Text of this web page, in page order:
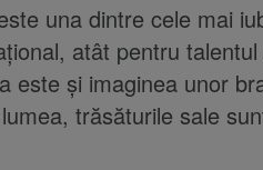
una dintre cele mai
atât pentru
este și imaginea unor
trăsăturile sale